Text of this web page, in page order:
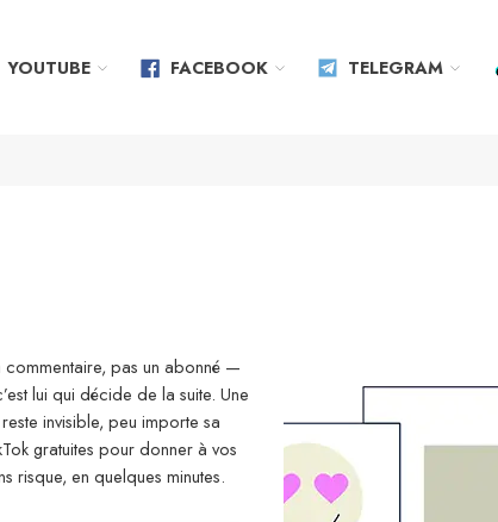
YOUTUBE FACEBOOK TELEGRAM
commentaire, pas un abonné —
lui qui décide de la suite. Une
invisible, peu importe sa
gratuites pour donner à vos
risque, en quelques minutes.